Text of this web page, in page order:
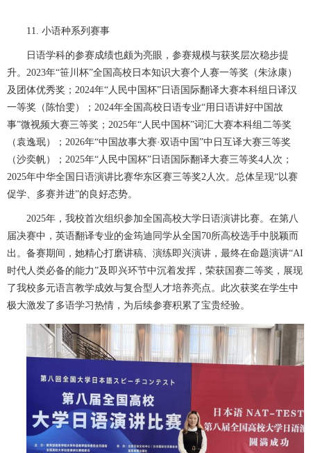
11. 小语种系列赛事
日语学科的参赛成绩也颇为亮眼，参赛规模与获奖层次稳步提
升。2023年“笹川杯”全国高校日本知识大赛个人赛一等奖（朱泳康）
及团体优秀奖；2024年“人民中国杯”日语国际翻译大赛本科组日译汉
一等奖（陈怡雯）；2024年全国高校日语专业“用日语讲好中国故
事”微视频大赛三等奖；2025年“人民中国杯”词汇大赛本科组二等奖
（袁逸珉）；2026年“中国故事大赛·双语中国”中日互译大赛三等奖
（沙奕帆）；2025年“人民中国杯”日语国际翻译大赛三等奖4人次；
2025年中华全国日语演讲比赛华东区赛三等奖2人次。总体呈现“以赛
促学、多赛并进”的良好态势。
2025年，我校首次组织参加全国高校大学日语演讲比赛。在第八
届决赛中，英语翻译专业的金筠迪同学从全国70所高校选手中脱颖而
出。备赛期间，她精心打磨讲稿、演练即兴演讲，最终在命题演讲“AI
时代人类必备的能力”及即兴环节中沉着发挥，荣获国赛二等奖，展现
了我校多元语言教学成效与复合型人才培养亮点。此次获奖在学生中
极大激发了多语学习热情，为后续参赛积累了宝贵经验。